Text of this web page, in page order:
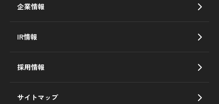
企業情報
IR情報
採用情報
サイトマップ